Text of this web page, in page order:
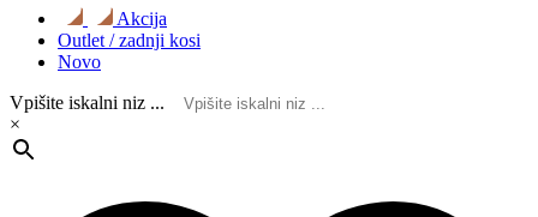
Akcija
Outlet / zadnji kosi
Novo
Vpišite iskalni niz ...
×